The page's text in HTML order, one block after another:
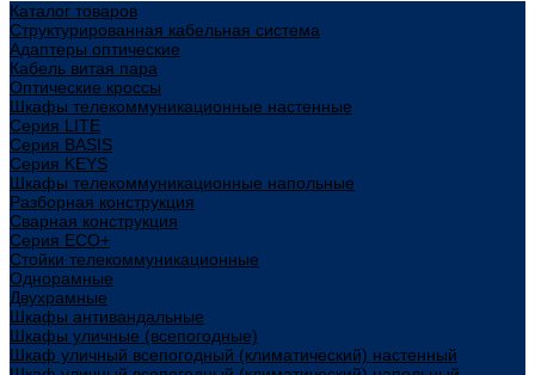
Каталог товаров
Структурированная кабельная система
Адаптеры оптические
Кабель витая пара
Оптические кроссы
Шкафы телекоммуникационные настенные
Cерия LITE
Cерия BASIS
Cерия KEYS
Шкафы телекоммуникационные напольные
Разборная конструкция
Сварная конструкция
Серия ECO+
Стойки телекоммуникационные
Однорамные
Двухрамные
Шкафы антивандальные
Шкафы уличные (всепогодные)
Шкаф уличный всепогодный (климатический) настенный